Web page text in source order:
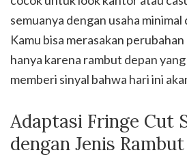
semuanya dengan usaha minimal
Kamu bisa merasakan
hanya karena rambut depan
memberi sinyal bahwa hari ini
Adaptasi Fringe Cut
dengan Jenis